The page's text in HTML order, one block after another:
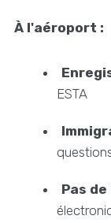
À l'aéroport :
ESTA
Pas